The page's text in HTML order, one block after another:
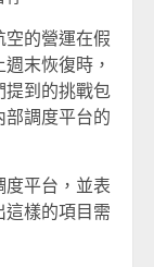
的營運在假
末恢復時，
提到的挑戰包
調度平台的
平台，並表
樣的項目需